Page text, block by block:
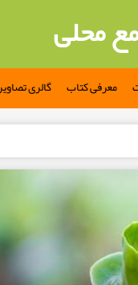
محلی
معرفی کتاب گالری تصاویر